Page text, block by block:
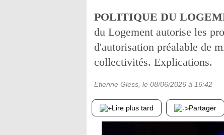
POLITIQUE DU
du Logement autorise les
d'autorisation préalable de
collectivités. Explications.
Etienne Gless , le 08/06/2026 à 16:42
Lire plus tard Partager